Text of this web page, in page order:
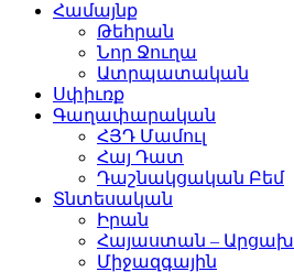
Համայնք
Թեհրան
Նոր Ջուղա
Ատրպատական
Սփիւռք
Գաղափարական
ՀՅԴ Մամուլ
Հայ Դատ
Դաշնակցական Բեմ
Տնտեսական
Իրան
Հայաստան – Արցախ
Միջազգային